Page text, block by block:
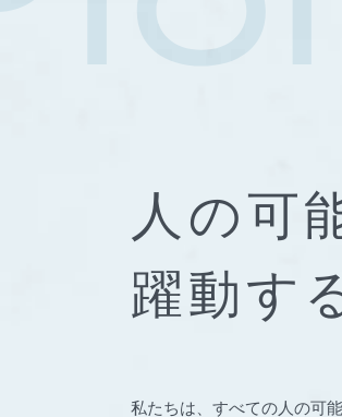
人の可
躍動す
私たちは、すべての人の可